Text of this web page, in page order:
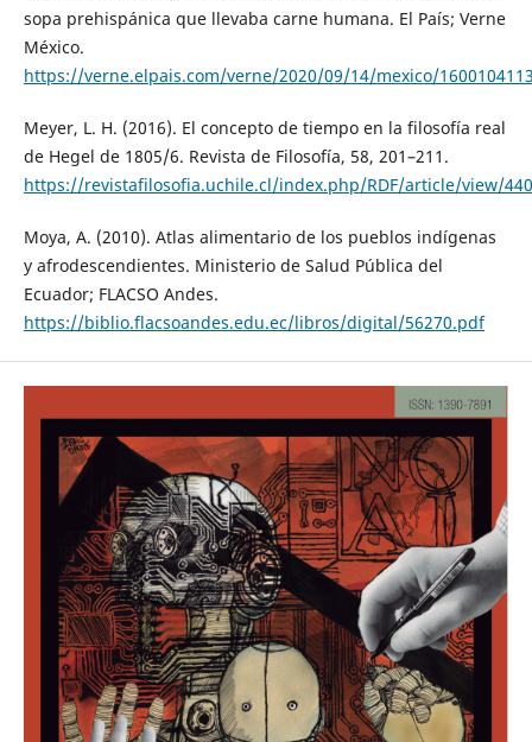
sopa prehispánica que llevaba carne humana. El País; Verne
México.
https://verne.elpais.com/verne/2020/09/14/mexico/
Meyer, L. H. (2016). El concepto de tiempo en la filosofía real
de Hegel de 1805/6. Revista de Filosofía, 58, 201–211.
https://revistafilosofia.uchile.cl/index.php/RDF/article/view/
Moya, A. (2010). Atlas alimentario de los pueblos indígenas
y afrodescendientes. Ministerio de Salud Pública del
Ecuador; FLACSO Andes.
https://biblio.flacsoandes.edu.ec/libros/digital/56270.pdf